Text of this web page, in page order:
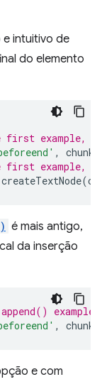
e intuitivo de
do elemento
example,
, chunk
example,
createTextNode(
é mais antigo,
da inserção
, chunk
e com